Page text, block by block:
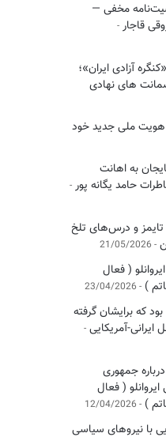
مخفی —
قاجار
آزادی ایران»؛
های نهادی
هویت ملی جدید خود
به اهانت
تایمز و درس‌های تلخ
21/05/2026
( فعال
)
23/04/2026
که برایشان گرفته
ایرانی-آمریکایی
جمهوری
( فعال
)
12/04/2026
با نیروهای سیاسی